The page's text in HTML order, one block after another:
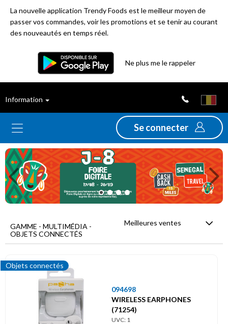
La nouvelle application Trendy Foods est le meilleur moyen de
passer vos commandes, voir les promotions et se tenir au courant
des nouveautés en temps réel.
Ne plus me le rappeler
Information
Se connecter
ventes
Nouveautés
Promotions
Déstockage
Menu
principal
Multimédia
connectés
Previous
GAMME - MULTIMÉDIA -
OBJETS CONNECTÉS
Meilleures ventes
Objets connectés
094698
WIRELESS EARPHONES
(71254)
UVC: 1